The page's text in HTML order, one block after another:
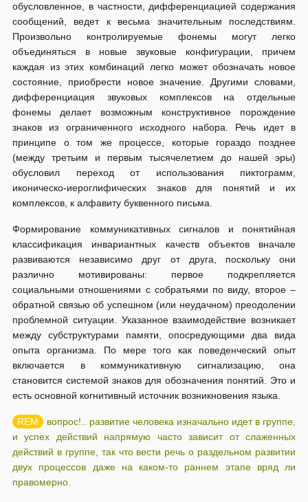
обусловленное, в частности, дифференциацией содержания
сообщений, ведет к весьма значительным последствиям.
Произвольно контролируемые фонемы могут легко
объединяться в новые звуковые конфигурации, причем
каждая из этих комбинаций легко может обозначать новое
состояние, приобрести новое значение. Другими словами,
дифференциация звуковых комплексов на отдельные
фонемы делает возможным конструктивное порождение
знаков из ограниченного исходного набора. Речь идет в
принципе о том же процессе, которые гораздо позднее
(между третьим и первым тысячелетием до нашей эры)
обусловил переход от использования пиктограмм,
иконическо-иероглифических знаков для понятий и их
комплексов, к алфавиту буквенного письма.
Формирование коммуникативных сигналов и понятийная
классификация инвариантных качеств объектов вначале
развиваются независимо друг от друга, поскольку они
различно мотивированы: первое подкрепляется
социальными отношениями с собратьями по виду, второе –
обратной связью об успешном (или неудачном) преодолении
проблемной ситуации. Указанное взаимодействие возникает
между субструктурами памяти, опосредующими два вида
опыта организма. По мере того как поведенческий опыт
включается в коммуникативную сигнализацию, она
становится системой знаков для обозначения понятий. Это и
есть основной когнитивный источник возникновения языка.
вопрос!.. развитие человека изначально идет в группе,
и успех действий напрямую часто зависит от слаженных
действий в группе, так что вести речь о раздельном развитии
двух процессов даже на каком-то раннем этапе вряд ли
правомерно.